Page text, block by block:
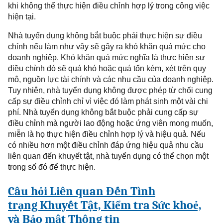
khi không thể thực hiện điều chỉnh hợp lý trong công việc
hiện tại.
Nhà tuyển dụng không bắt buộc phải thực hiện sự điều
chỉnh nếu làm như vậy sẽ gây ra khó khăn quá mức cho
doanh nghiệp. Khó khăn quá mức nghĩa là thực hiện sự
điều chỉnh đó sẽ quá khó hoặc quá tốn kém, xét trên quy
mô, nguồn lực tài chính và các nhu cầu của doanh nghiệp.
Tuy nhiên, nhà tuyển dụng không được phép từ chối cung
cấp sự điều chỉnh chỉ vì việc đó làm phát sinh một vài chi
phí. Nhà tuyển dụng không bắt buộc phải cung cấp sự
điều chỉnh mà người lao động hoặc ứng viên mong muốn,
miễn là họ thực hiện điều chỉnh hợp lý và hiệu quả. Nếu
có nhiều hơn một điều chỉnh đáp ứng hiệu quả nhu cầu
liên quan đến khuyết tật, nhà tuyển dụng có thể chọn một
trong số đó để thực hiện.
Câu hỏi Liên quan Đến Tình
trạngKhuyết Tật, Kiểm tra Sức khoẻ,
và Bảo mật Thông tin